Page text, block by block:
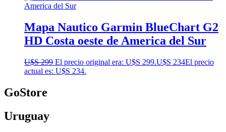
Mapa Nautico Garmin BlueChart G2
HD Costa oeste de America del Sur
U$S299 El precio original era: U$S 299.U$S 234El precio
actual es: U$S 234.
GoStore
Uruguay